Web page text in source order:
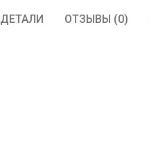
ДЕТАЛИ ОТЗЫВЫ (0)